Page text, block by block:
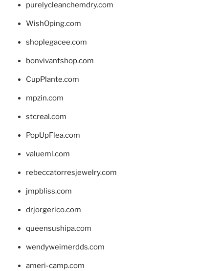
purelycleanchemdry.com
WishOping.com
shoplegacee.com
bonvivantshop.com
CupPlante.com
mpzin.com
stcreal.com
PopUpFlea.com
valueml.com
rebeccatorresjewelry.com
jmpbliss.com
drjorgerico.com
queensushipa.com
wendyweimerdds.com
ameri-camp.com